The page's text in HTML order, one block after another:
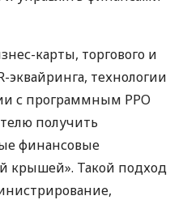
карты, торгового и
эквайринга, технологии
с программным РРО
получить
финансовые
крышей». Такой подход